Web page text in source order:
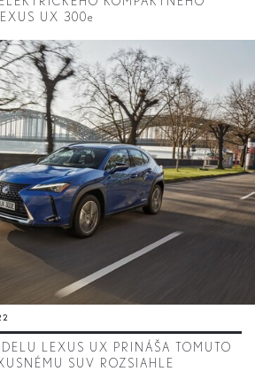
UX 300e
LEXUS UX PRINÁŠA TOMUTO
SUV ROZSIAHLE